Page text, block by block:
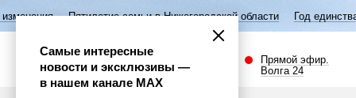
семьи в Нижегородской области Год единства народов России
Прямой эфир.
Волга 24
Самые интересные
новости и эксклюзивы —
в нашем канале МАХ